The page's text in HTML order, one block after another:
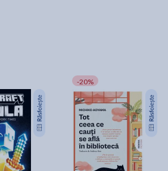
-20%